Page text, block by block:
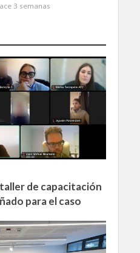
3 semanas
de capacitación
para el caso